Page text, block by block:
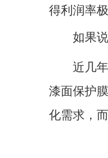
得利润率
如果说后
近几年随
漆面保护
化需求，